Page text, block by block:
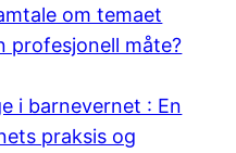
om temaet
profesjonell måte?
i barnevernet : En
praksis og